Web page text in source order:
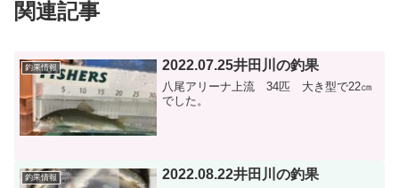
関連記事
釣果情報 2022.07.25井田川の釣果
八尾アリーナ上流 34匹 大き型で22㎝
でした。
釣果情報 2022.08.22井田川の釣果